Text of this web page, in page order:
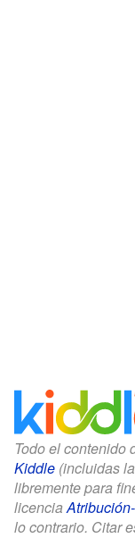
Todo el contenido
Kiddle (incluidas
libremente para
licencia
lo contrario. Citar